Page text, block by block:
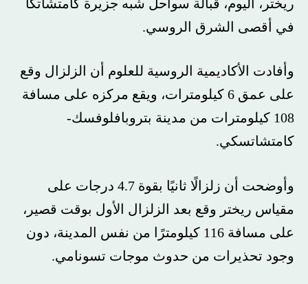
ريختر، اليوم، قبالة سواحل شبه جزيرة كامتشاتكا
في أقصى الشرق الروسي.
وأفادت الأكاديمية الروسية للعلوم أن الزلزال وقع
على عمق 6 كيلومترات، ويقع مركزه على مسافة
108 كيلومترات من مدينة بتروبافلوفسك-
كامتشاتسكي​​​.
وأوضحت أن زلزالًا ثانيًا بقوة 4.7 درجات على
مقياس ريختر وقع بعد الزلزال الأول بوقت قصير،
على مسافة 116 كيلومترًا من نفس المدينة، دون
وجود تحذيرات من حدوث موجات تسونامي.